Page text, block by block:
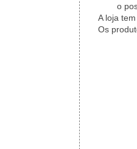
o
A loja
Os